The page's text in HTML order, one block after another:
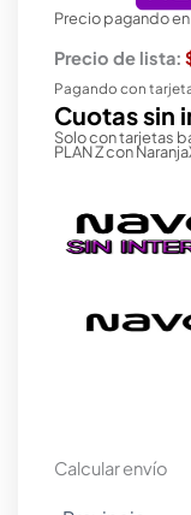
Precio pagando
Precio de lista:
Pagando con
Cuotas sin
Solo con tarjetas
PLAN Z con
Calcular envío